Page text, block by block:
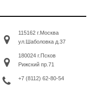
115162 г.Москва
ул.Шаболовка д.37
180024 г.Псков
Рижский пр.71
+7 (8112) 62-80-54